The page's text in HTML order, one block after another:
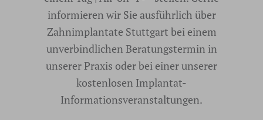
informieren wir Sie ausführlich über
Zahnimplantate Stuttgart bei einem
unverbindlichen Beratungstermin in
unserer Praxis oder bei einer unserer
kostenlosen Implantat-
Informationsveranstaltungen.